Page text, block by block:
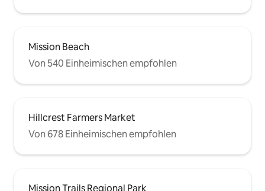
Mission Beach
Von 540 Einheimischen empfohlen
Hillcrest Farmers Market
Von 678 Einheimischen empfohlen
Mission Trails Regional Park